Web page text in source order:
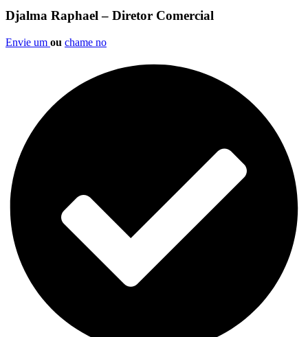
Djalma Raphael – Diretor Comercial
Envie um ou chame no